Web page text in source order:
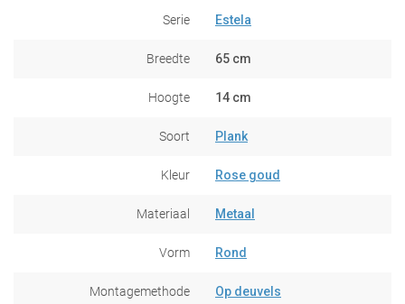
Serie Estela
Breedte 65 cm
Hoogte 14 cm
Soort Plank
Kleur Rose goud
Materiaal Metaal
Vorm Rond
Montagemethode Op deuvels